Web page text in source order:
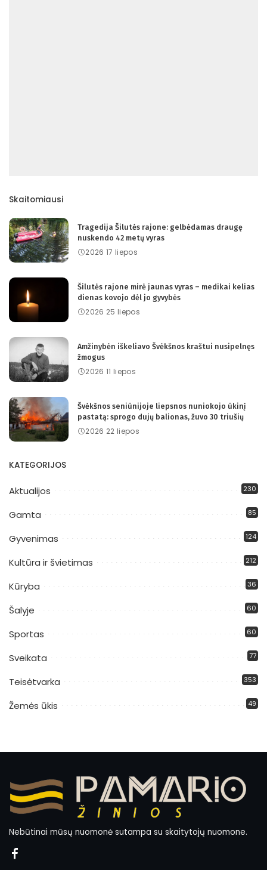
Skaitomiausi
Tragedija Šilutės rajone: gelbėdamas draugę
nuskendo 42 metų vyras
2026 17 liepos
Šilutės rajone mirė jaunas vyras – medikai kelias
dienas kovojo dėl jo gyvybės
2026 25 liepos
Amžinybėn iškeliavo Švėkšnos kraštui nusipelnęs
žmogus
2026 11 liepos
Švėkšnos seniūnijoje liepsnos nuniokojo ūkinį
pastatą: sprogo dujų balionas, žuvo 30 triušių
2026 22 liepos
KATEGORIJOS
Aktualijos 230
Gamta 85
Gyvenimas 124
Kultūra ir švietimas 212
Kūryba 36
Šalyje 60
Sportas 60
Sveikata 77
Teisėtvarka 353
Žemės ūkis 49
Nebūtinai mūsų nuomonė sutampa su skaitytojų nuomone.